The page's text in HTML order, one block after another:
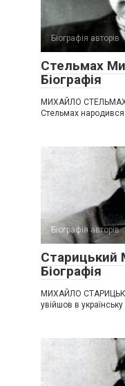
Біографія авторів
Стельмах
Біографія
МИХАЙЛО СТЕЛЬМАХ
Стельмах народився
Біографія авторів
Старицький
Біографія
МИХАЙЛО
увійшов в українську